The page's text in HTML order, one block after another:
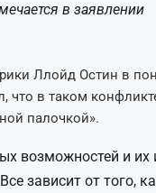
в заявлении
Ллойд Остин в
что в таком
палочкой».
возможностей и их
зависит от того,